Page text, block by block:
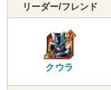
リーダー/フレンド
クウラ